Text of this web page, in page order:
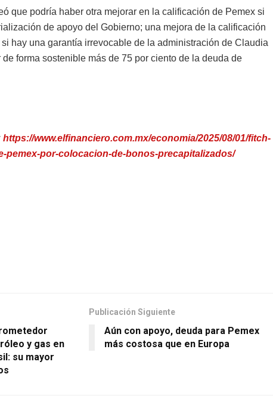
que podría haber otra mejorar en la calificación de Pemex si
de apoyo del Gobierno; una mejora de la calificación
hay una garantía irrevocable de la administración de Claudia
forma sostenible más de 75 por ciento de la deuda de
https://www.elfinanciero.com.mx/economia/2025/08/01/fitch-
pemex-por-colocacion-de-bonos-precapitalizados/
y gas en
su mayor
Publicación Siguiente
Aún con apoyo, deuda para Pemex
más costosa que en Europa